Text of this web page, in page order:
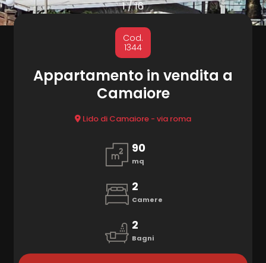
1/16
Cod.
1344
Appartamento in vendita a
Camaiore
Lido di Camaiore - via roma
90
mq
2
Camere
2
Bagni
CONTATTI
Comune